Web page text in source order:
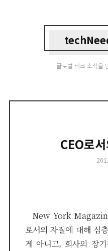
글로벌 테크 소식을
CEO로
New York
로서의 자질에 대해 심
게 아니고, 회사의 장